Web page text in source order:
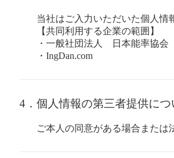
当社はご入力いただいた個人情
【共同利用する企業の範囲】
・一般社団法人 日本能率協会
・IngDan.com
4．個人情報の第三者提供につ
ご本人の同意がある場合または